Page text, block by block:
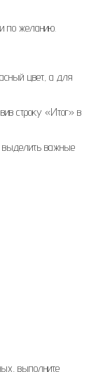
по желанию.
цвет, а для
строку «Итог» в
выделить важные
выполните